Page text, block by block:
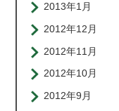
2013年1月
2012年12月
2012年11月
2012年10月
2012年9月